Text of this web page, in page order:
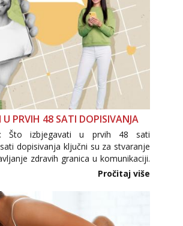
PRVIH 48 SATI DOPISIVANJA
Što izbjegavati u prvih 48 sati
dopisivanja ključni su za stvaranje
zdravih granica u komunikaciji.
otkrivanje osobnih ili intimnih
osoba još nije zaslužila to
Pročitaj više